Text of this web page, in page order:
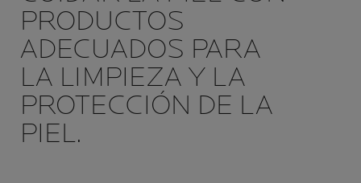
PRODUCTOS
ADECUADOS PARA
LA LIMPIEZA Y LA
PROTECCIÓN DE LA
PIEL.